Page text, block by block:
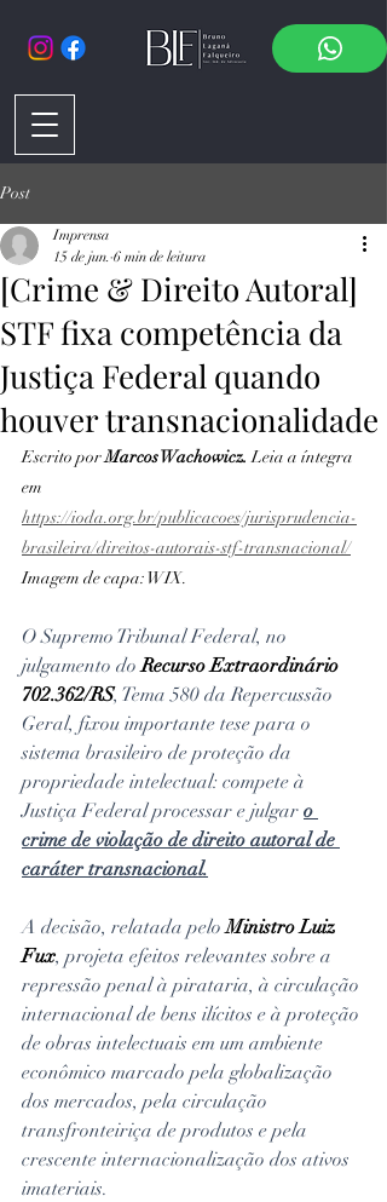
Post
[Crime & Direito Autoral]
STF fixa competência da
Justiça Federal quando
houver transnacionalidade
Imprensa
15 de jun. 6 min de leitura
Escrito por Marcos Wachowicz. Leia a íntegra
em
https://ioda.org.br/publicacoes/jurisprudencia-
brasileira/direitos-autorais-stf-transnacional/
Imagem de capa: WIX.
O Supremo Tribunal Federal, no
julgamento do Recurso Extraordinário
702.362/RS, Tema 580 da Repercussão
Geral, fixou importante tese para o
sistema brasileiro de proteção da
propriedade intelectual: compete à
Justiça Federal processar e julgar o
crime de violação de direito autoral de
caráter transnacional.
A decisão, relatada pelo Ministro Luiz
Fux, projeta efeitos relevantes sobre a
repressão penal à pirataria, à circulação
internacional de bens ilícitos e à proteção
de obras intelectuais em um ambiente
econômico marcado pela globalização
dos mercados, pela circulação
transfronteiriça de produtos e pela
crescente internacionalização dos ativos
imateriais.